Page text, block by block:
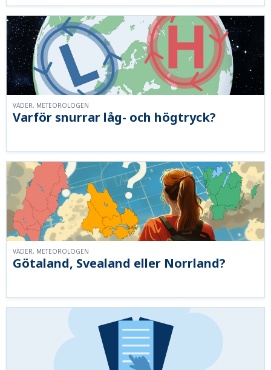
Varför snurrar låg- och högtryck?
VÄDER, METEOROLOGEN
Götaland, Svealand eller Norrland?
VÄDER, METEOROLOGEN